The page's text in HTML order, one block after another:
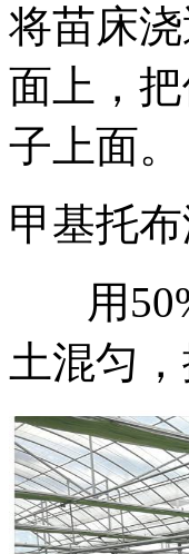
将苗床
面上，
子上面。
甲基托布
用
土混匀